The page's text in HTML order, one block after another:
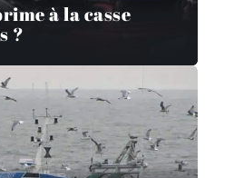
à la casse
?